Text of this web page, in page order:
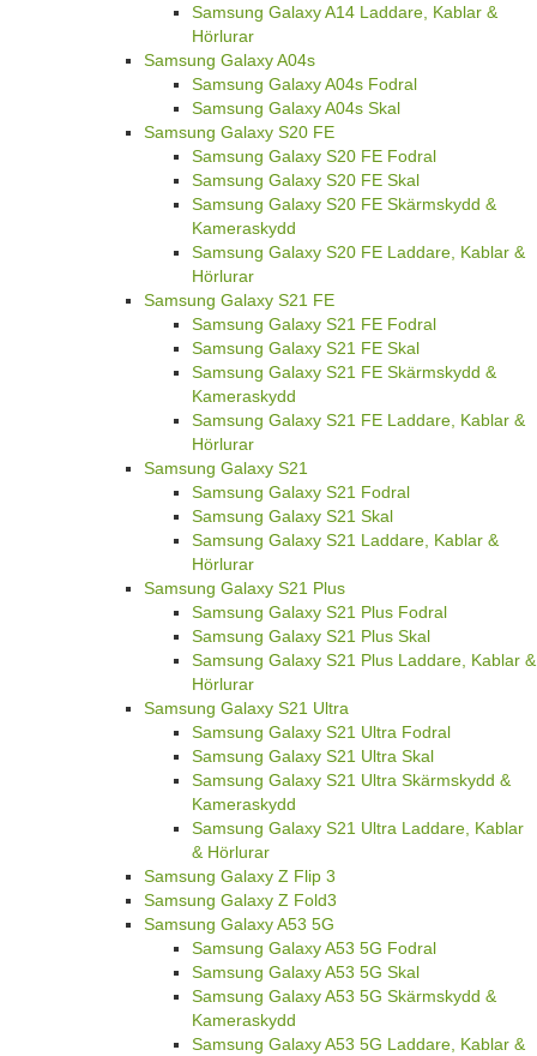
Samsung Galaxy A14 Laddare, Kablar &
Hörlurar
Samsung Galaxy A04s
Samsung Galaxy A04s Fodral
Samsung Galaxy A04s Skal
Samsung Galaxy S20 FE
Samsung Galaxy S20 FE Fodral
Samsung Galaxy S20 FE Skal
Samsung Galaxy S20 FE Skärmskydd &
Kameraskydd
Samsung Galaxy S20 FE Laddare, Kablar &
Hörlurar
Samsung Galaxy S21 FE
Samsung Galaxy S21 FE Fodral
Samsung Galaxy S21 FE Skal
Samsung Galaxy S21 FE Skärmskydd &
Kameraskydd
Samsung Galaxy S21 FE Laddare, Kablar &
Hörlurar
Samsung Galaxy S21
Samsung Galaxy S21 Fodral
Samsung Galaxy S21 Skal
Samsung Galaxy S21 Laddare, Kablar &
Hörlurar
Samsung Galaxy S21 Plus
Samsung Galaxy S21 Plus Fodral
Samsung Galaxy S21 Plus Skal
Samsung Galaxy S21 Plus Laddare, Kablar &
Hörlurar
Samsung Galaxy S21 Ultra
Samsung Galaxy S21 Ultra Fodral
Samsung Galaxy S21 Ultra Skal
Samsung Galaxy S21 Ultra Skärmskydd &
Kameraskydd
Samsung Galaxy S21 Ultra Laddare, Kablar
& Hörlurar
Samsung Galaxy Z Flip 3
Samsung Galaxy Z Fold3
Samsung Galaxy A53 5G
Samsung Galaxy A53 5G Fodral
Samsung Galaxy A53 5G Skal
Samsung Galaxy A53 5G Skärmskydd &
Kameraskydd
Samsung Galaxy A53 5G Laddare, Kablar &